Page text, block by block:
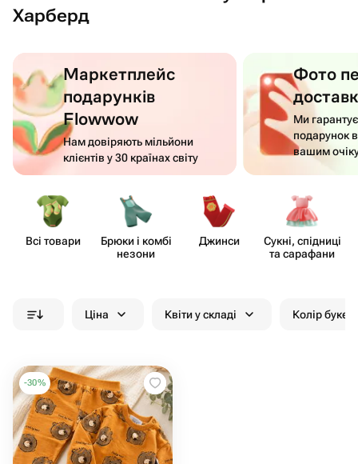
Харберд
Маркетплейс
подарунків
Flowwow
Нам довіряють мільйони
клієнтів у 30 країнах світу
Фото
Ми
подарунок
вашим
Всі товари
Брюки і комбі​
незони
Джинси
Сукні, спідниці
та сарафани
Ціна Квіти у складі Колір
-30%